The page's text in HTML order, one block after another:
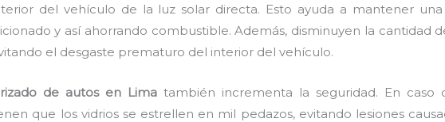
del vehículo de la luz solar directa. Esto ayuda a mantener
y así ahorrando combustible. Además, disminuyen la cantidad
el desgaste prematuro del interior del vehículo.
de autos en Lima también incrementa la seguridad. En caso
que los vidrios se estrellen en mil pedazos, evitando lesiones